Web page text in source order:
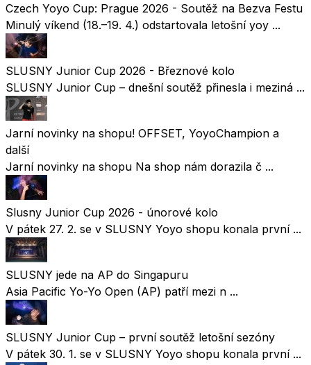
Czech Yoyo Cup: Prague 2026 - Soutěž na Bezva Festu
Minulý víkend (18.–19. 4.) odstartovala letošní yoy ...
SLUSNY Junior Cup 2026 - Březnové kolo
SLUSNY Junior Cup – dnešní soutěž přinesla i meziná ...
Jarní novinky na shopu! OFFSET, YoyoChampion a
další
Jarní novinky na shopu Na shop nám dorazila č ...
Slusny Junior Cup 2026 - únorové kolo
V pátek 27. 2. se v SLUSNY Yoyo shopu konala první ...
SLUSNY jede na AP do Singapuru
Asia Pacific Yo-Yo Open (AP) patří mezi n ...
SLUSNY Junior Cup – první soutěž letošní sezóny
V pátek 30. 1. se v SLUSNY Yoyo shopu konala první ...